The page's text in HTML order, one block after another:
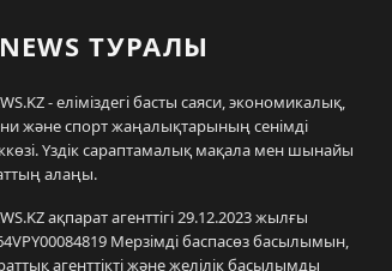
ТУРАЛЫ
- еліміздегі басты саяси, экономикалық,
және спорт жаңалықтарының сенімді
Үздік сараптамалық мақала мен шынайы
алаңы.
ақпарат агенттігі 29.12.2023 жылғы
Мерзімді баспасөз басылымын,
агенттікті және желілік басылымды